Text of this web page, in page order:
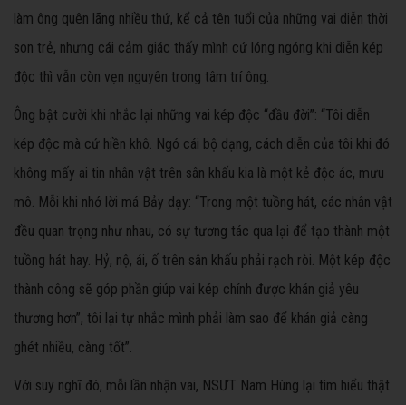
làm ông quên lãng nhiều thứ, kể cả tên tuổi của những vai diễn thời
son trẻ, nhưng cái cảm giác thấy mình cứ lóng ngóng khi diễn kép
độc thì vẫn còn vẹn nguyên trong tâm trí ông.
Ông bật cười khi nhắc lại những vai kép độc “đầu đời”: “Tôi diễn
kép độc mà cứ hiền khô. Ngó cái bộ dạng, cách diễn của tôi khi đó
không mấy ai tin nhân vật trên sân khấu kia là một kẻ độc ác, mưu
mô. Mỗi khi nhớ lời má Bảy dạy: “Trong một tuồng hát, các nhân vật
đều quan trọng như nhau, có sự tương tác qua lại để tạo thành một
tuồng hát hay. Hỷ, nộ, ái, ố trên sân khấu phải rạch ròi. Một kép độc
thành công sẽ góp phần giúp vai kép chính được khán giả yêu
thương hơn”, tôi lại tự nhắc mình phải làm sao để khán giả càng
ghét nhiều, càng tốt”.
Với suy nghĩ đó, mỗi lần nhận vai, NSƯT Nam Hùng lại tìm hiểu thật